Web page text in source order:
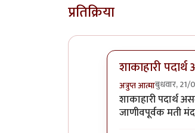
प्रतिक्रिया
शाकाहारी
अत्रुप्त आत्माबुधवार,
In reply to>>>
शाकाहारी पदार्थ
जाणीवपूर्वक मती